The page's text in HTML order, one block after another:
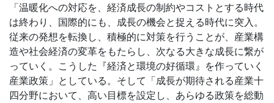
「温暖化への対応を、経済成長の制約やコストとする時代
は終わり、国際的にも、成長の機会と捉える時代に突入。
従来の発想を転換し、積極的に対策を行うことが、産業構
造や社会経済の変革をもたらし、次なる大きな成長に繋が
っていく。こうした『経済と環境の好循環』を作っていく
産業政策」としている。そして「成長が期待される産業十
四分野において、高い目標を設定し、あらゆる政策を総動